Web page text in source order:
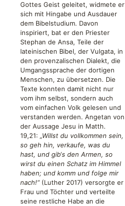
Gottes Geist geleitet, widmete er
sich mit Hingabe und Ausdauer
dem Bibelstudium. Davon
inspiriert, bat er den Priester
Stephan de Ansa, Teile der
lateinischen Bibel, der Vulgata, in
den provenzalischen Dialekt, die
Umgangssprache der dortigen
Menschen, zu übersetzen. Die
Texte konnten damit nicht nur
vom ihm selbst, sondern auch
vom einfachen Volk gelesen und
verstanden werden. Angetan von
der Aussage Jesu in Matth.
19,21: „Willst du vollkommen sein,
so geh hin, verkaufe, was du
hast, und gib‘s den Armen, so
wirst du einen Schatz im Himmel
haben; und komm und folge mir
nach!“(Luther 2017) versorgte er
Frau und Töchter und verteilte
seine restliche Habe an die